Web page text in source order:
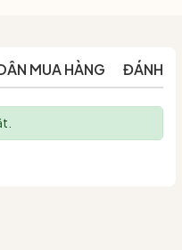
MUA HÀNG ĐÁNH